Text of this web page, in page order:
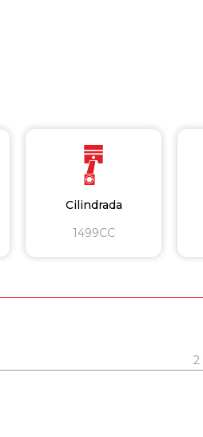
Cilindrada
1499CC
2